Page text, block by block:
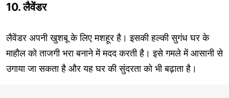
10. लैवेंडर
लैवेंडर अपनी खुशबू के लिए मशहूर है। इसकी हल्की सुगंध घर के
माहौल को ताजगी भरा बनाने में मदद करती है। इसे गमले में आसानी से
उगाया जा सकता है और यह घर की सुंदरता को भी बढ़ाता है।